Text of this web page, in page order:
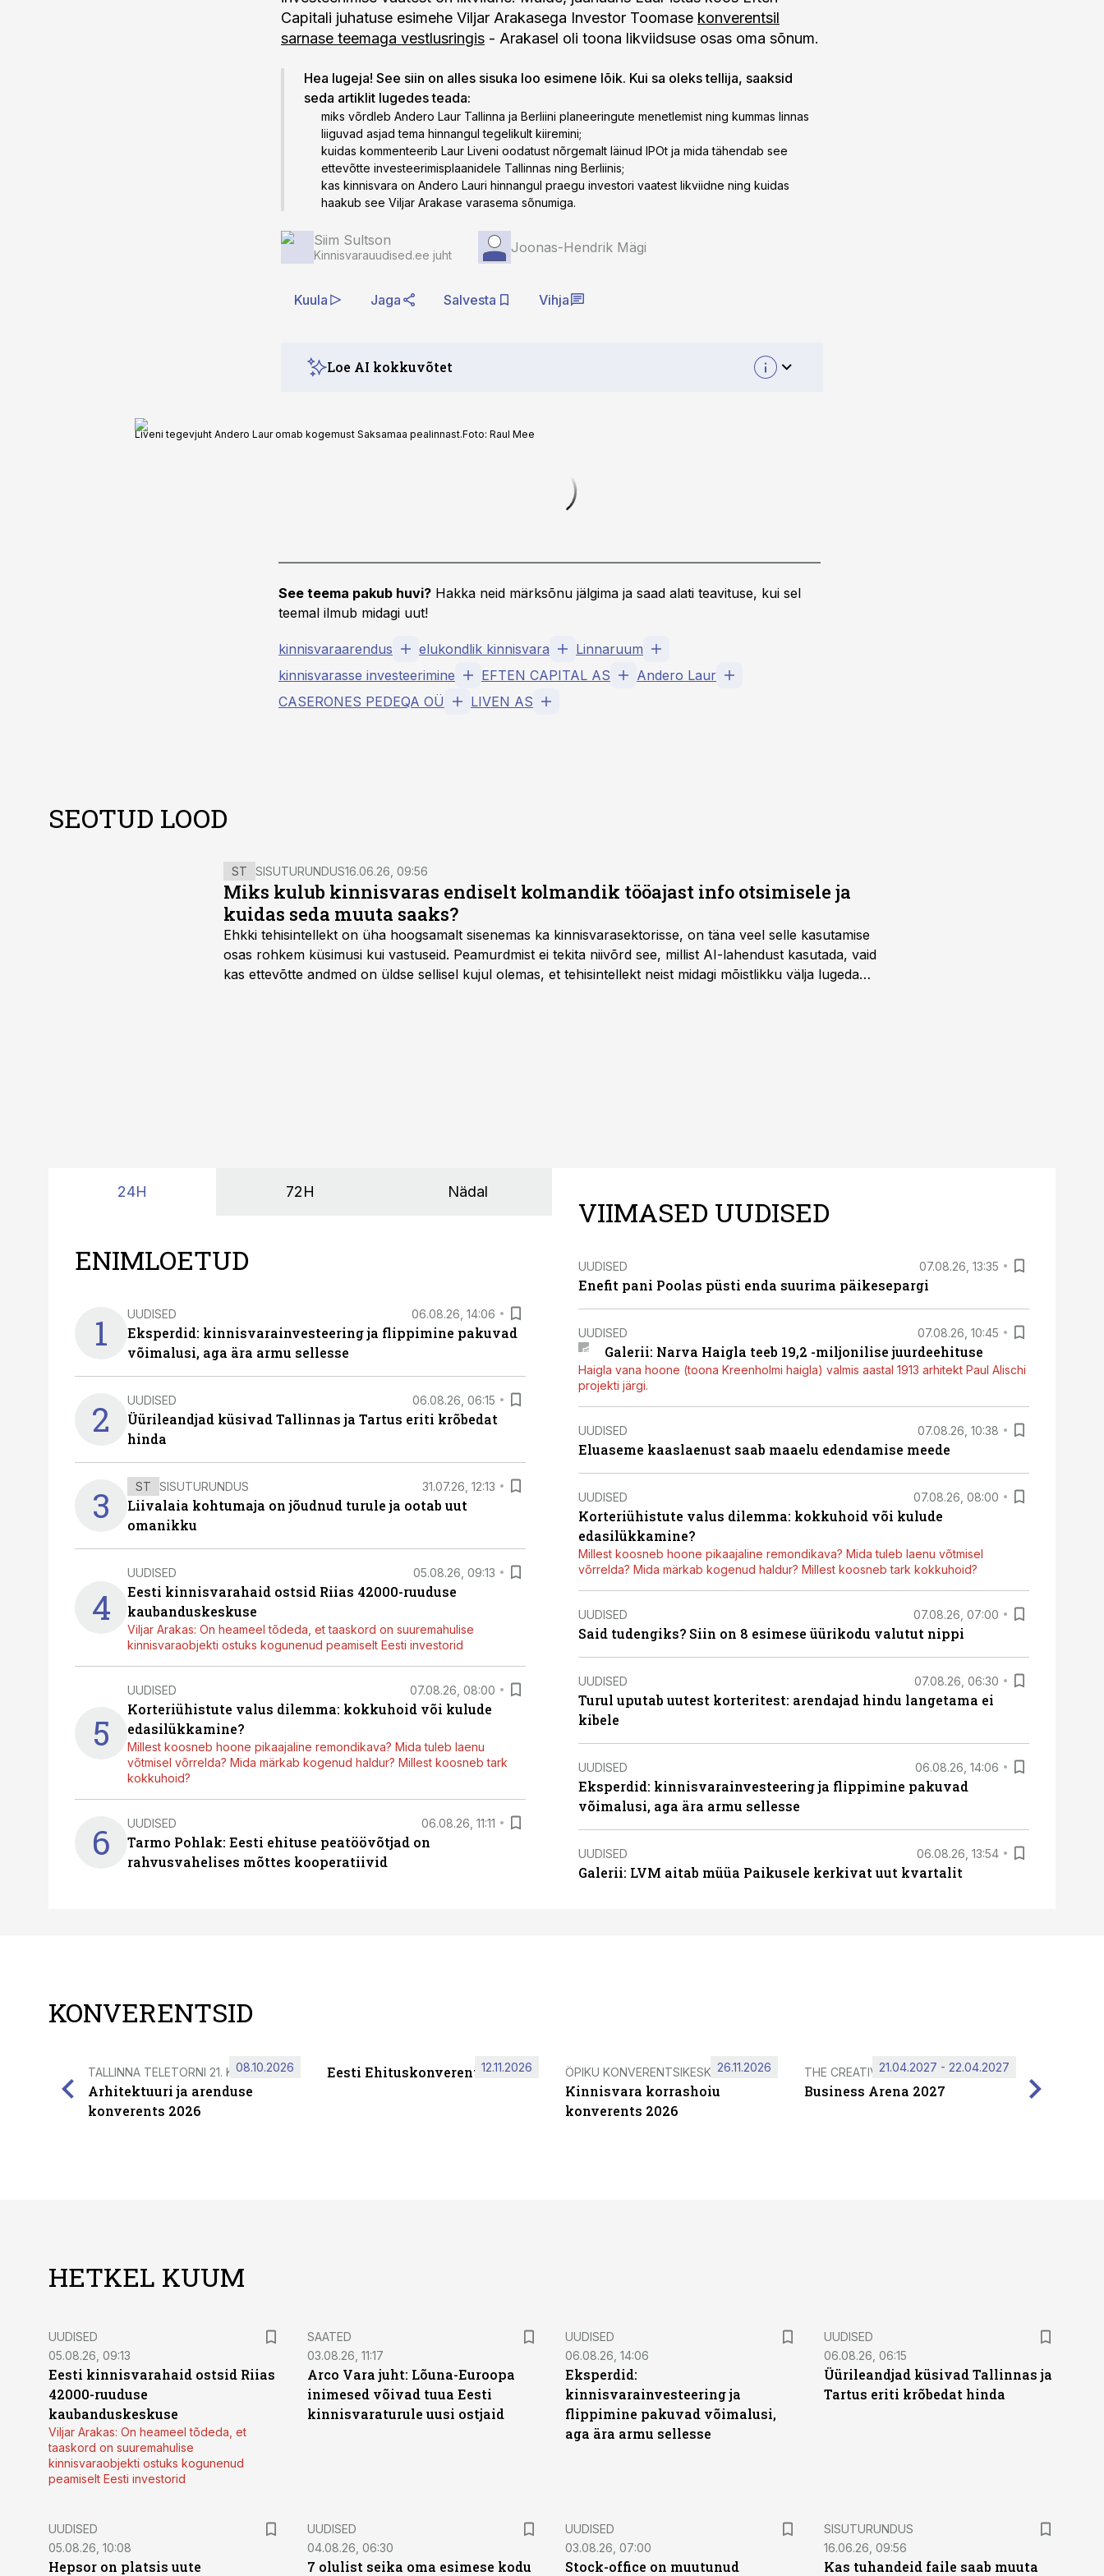
Capitali juhatuse esimehe Viljar Arakasega Investor Toomase konverentsil
sarnase teemaga vestlusringis - Arakasel oli toona likviidsuse osas oma sõnum.
Hea lugeja! See siin on alles sisuka loo esimene lõik. Kui sa oleks tellija, saaksid
seda artiklit lugedes teada:
miks võrdleb Andero Laur Tallinna ja Berliini planeeringute menetlemist ning kummas linnas
liiguvad asjad tema hinnangul tegelikult kiiremini;
kuidas kommenteerib Laur Liveni oodatust nõrgemalt läinud IPOt ja mida tähendab see
ettevõtte investeerimisplaanidele Tallinnas ning Berliinis;
kas kinnisvara on Andero Lauri hinnangul praegu investori vaatest likviidne ning kuidas
haakub see Viljar Arakase varasema sõnumiga.
Siim Sultson
Kinnisvarauudised.ee juht Joonas-Hendrik Mägi
Kuula Jaga Salvesta Vihja
Loe AI kokkuvõtet
Liveni tegevjuht Andero Laur omab kogemust Saksamaa pealinnast.Foto: Raul Mee
See teema pakub huvi? Hakka neid märksõnu jälgima ja saad alati teavituse, kui sel
teemal ilmub midagi uut!
kinnisvaraarendus elukondlik kinnisvara
Linnaruum
kinnisvarasse investeerimine
EFTEN CAPITAL AS
Andero Laur
CASERONES PEDEQA OÜ
LIVEN AS
SEOTUD LOOD
ST SISUTURUNDUS16.06.26, 09:56
Miks kulub kinnisvaras endiselt kolmandik tööajast info otsimisele ja
kuidas seda muuta saaks?
Ehkki tehisintellekt on üha hoogsamalt sisenemas ka kinnisvarasektorisse, on täna veel selle kasutamise
osas rohkem küsimusi kui vastuseid. Peamurdmist ei tekita niivõrd see, millist AI-lahendust kasutada, vaid
kas ettevõtte andmed on üldse sellisel kujul olemas, et tehisintellekt neist midagi mõistlikku välja lugeda
24H 72H Nädal
ENIMLOETUD
1 UUDISED 06.08.26, 14:06
Eksperdid: kinnisvarainvesteering ja flippimine pakuvad
võimalusi, aga ära armu sellesse
2 UUDISED 06.08.26, 06:15
Üürileandjad küsivad Tallinnas ja Tartus eriti krõbedat
hinda
3 ST SISUTURUNDUS 31.07.26, 12:13
Liivalaia kohtumaja on jõudnud turule ja ootab uut
omanikku
4
UUDISED 05.08.26, 09:13
Eesti kinnisvarahaid ostsid Riias 42000-ruuduse
kaubanduskeskuse
Viljar Arakas: On heameel tõdeda, et taaskord on suuremahulise
kinnisvaraobjekti ostuks kogunenud peamiselt Eesti investorid
5
UUDISED 07.08.26, 08:00
Korteriühistute valus dilemma: kokkuhoid või kulude
edasilükkamine?
Millest koosneb hoone pikaajaline remondikava? Mida tuleb laenu
võtmisel võrrelda? Mida märkab kogenud haldur? Millest koosneb tark
kokkuhoid?
6 UUDISED 06.08.26, 11:11
Tarmo Pohlak: Eesti ehituse peatöövõtjad on
rahvusvahelises mõttes kooperatiivid
VIIMASED UUDISED
UUDISED 07.08.26, 13:35
Enefit pani Poolas püsti enda suurima päikesepargi
UUDISED 07.08.26, 10:45
Galerii: Narva Haigla teeb 19,2 -miljonilise juurdeehituse
Haigla vana hoone (toona Kreenholmi haigla) valmis aastal 1913 arhitekt Paul Alischi
projekti järgi.
UUDISED 07.08.26, 10:38
Eluaseme kaaslaenust saab maaelu edendamise meede
UUDISED 07.08.26, 08:00
Korteriühistute valus dilemma: kokkuhoid või kulude
edasilükkamine?
Millest koosneb hoone pikaajaline remondikava? Mida tuleb laenu võtmisel
võrrelda? Mida märkab kogenud haldur? Millest koosneb tark kokkuhoid?
UUDISED 07.08.26, 07:00
Said tudengiks? Siin on 8 esimese üürikodu valutut nippi
UUDISED 07.08.26, 06:30
Turul uputab uutest korteritest: arendajad hindu langetama ei
kibele
UUDISED 06.08.26, 14:06
Eksperdid: kinnisvarainvesteering ja flippimine pakuvad
võimalusi, aga ära armu sellesse
UUDISED 06.08.26, 13:54
Galerii: LVM aitab müüa Paikusele kerkivat uut kvartalit
KONVERENTSID
TALLINNA TELETORNI 21. KORRUSEL
Arhitektuuri ja arenduse
konverents 2026
08.10.2026 Eesti Ehituskonverents 2026
12.11.2026 ÖPIKU KONVERENTSIKESKUS
Kinnisvara korrashoiu
konverents 2026
26.11.2026 THE CREATIVE HUB
Business Arena 2027
21.04.2027 - 22.04.2027
HETKEL KUUM
UUDISED
05.08.26, 09:13
Eesti kinnisvarahaid ostsid Riias
42000-ruuduse
kaubanduskeskuse
Viljar Arakas: On heameel tõdeda, et
taaskord on suuremahulise
kinnisvaraobjekti ostuks kogunenud
peamiselt Eesti investorid
SAATED
03.08.26, 11:17
Arco Vara juht: Lõuna-Euroopa
inimesed võivad tuua Eesti
kinnisvaraturule uusi ostjaid
UUDISED
06.08.26, 14:06
Eksperdid:
kinnisvarainvesteering ja
flippimine pakuvad võimalusi,
aga ära armu sellesse
UUDISED
06.08.26, 06:15
Üürileandjad küsivad Tallinnas ja
Tartus eriti krõbedat hinda
UUDISED
05.08.26, 10:08
Hepsor on platsis uute
UUDISED
04.08.26, 06:30
7 olulist seika oma esimese kodu
UUDISED
03.08.26, 07:00
Stock-office on muutunud
ST
SISUTURUNDUS
16.06.26, 09:56
Kas tuhandeid faile saab muuta